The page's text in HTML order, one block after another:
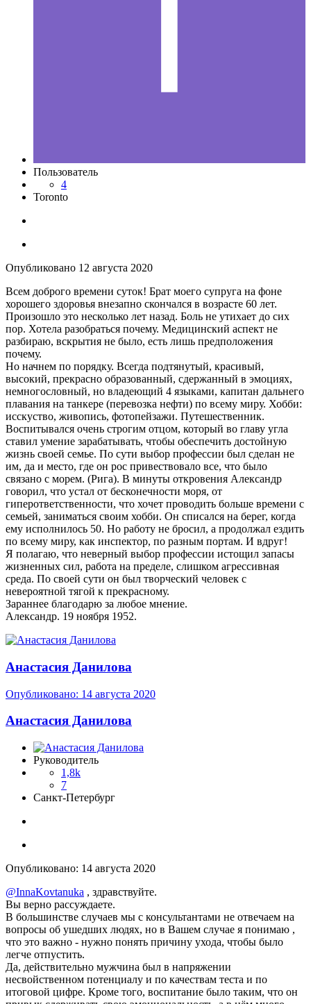
Пользователь
4
Toronto
Опубликовано 12 августа 2020
Всем доброго времени суток! Брат моего супруга на фоне
хорошего здоровья внезапно скончался в возрасте 60 лет.
Произошло это несколько лет назад. Боль не утихает до сих
пор. Хотела разобраться почему. Медицинский аспект не
разбираю, вскрытия не было, есть лишь предположения
почему.
Но начнем по порядку. Всегда подтянутый, красивый,
высокий, прекрасно образованный, сдержанный в эмоциях,
немногословный, но владеющий 4 языками, капитан дальнего
плавания на танкере (перевозка нефти) по всему миру. Хобби:
исскуство, живопись, фотопейзажи. Путешественник.
Воспитывался очень строгим отцом, который во главу угла
ставил умение зарабатывать, чтобы обеспечить достойную
жизнь своей семье. По сути выбор профессии был сделан не
им, да и место, где он рос привествовало все, что было
связано с морем. (Рига). В минуты откровения Александр
говорил, что устал от бесконечности моря, от
гиперответственности, что хочет проводить больше времени с
семьей, заниматься своим хобби. Он списался на берег, когда
ему исполнилось 50. Но работу не бросил, а продолжал ездить
по всему миру, как инспектор, по разным портам. И вдруг!
Я полагаю, что неверный выбор профессии истощил запасы
жизненных сил, работа на пределе, слишком агрессивная
среда. По своей сути он был творческий человек с
невероятной тягой к прекрасному.
Зараннее благодарю за любое мнение.
Александр. 19 ноября 1952.
Анастасия Данилова
Опубликовано: 14 августа 2020
Анастасия Данилова
Руководитель
1,8k
7
Санкт-Петербург
Опубликовано: 14 августа 2020
@InnaKovtanuka , здравствуйте.
Вы верно рассуждаете.
В большинстве случаев мы с консультантами не отвечаем на
вопросы об ушедших людях, но в Вашем случае я понимаю ,
что это важно - нужно понять причину ухода, чтобы было
легче отпустить.
Да, действительно мужчина был в напряжении
несвойственном потенциалу и по качествам теста и по
итоговой цифре. Кроме того, воспитание было таким, что он